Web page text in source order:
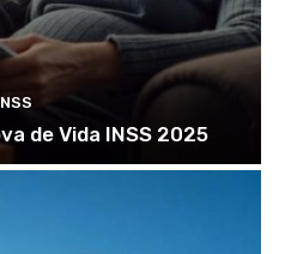
de Vida INSS 2025